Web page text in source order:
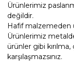
Ürünlerimiz
değildir.
Hafif malzemeden
Ürünlerimiz
ürünler gibi
karşılaşmazsınız.